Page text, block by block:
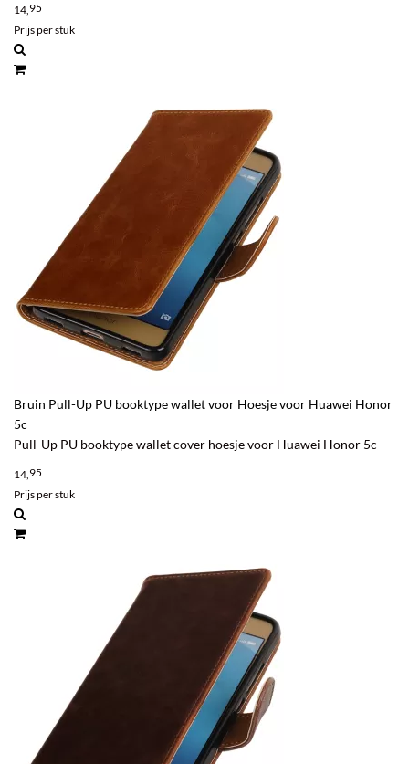
14,95
Prijs per stuk
Bruin Pull-Up PU booktype wallet voor Hoesje voor Huawei Honor
5c
Pull-Up PU booktype wallet cover hoesje voor Huawei Honor 5c
14,95
Prijs per stuk